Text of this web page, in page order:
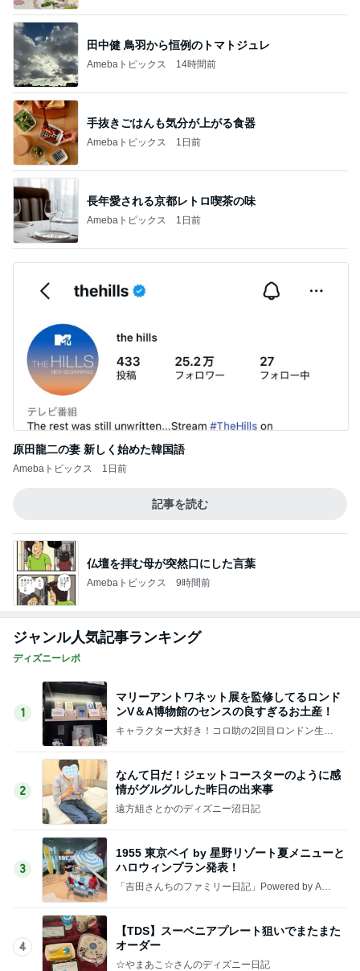
田中健 鳥羽から恒例のトマトジュレ
Amebaトピックス 14時間前
手抜きごはんも気分が上がる食器
Amebaトピックス 1日前
長年愛される京都レトロ喫茶の味
Amebaトピックス 1日前
原田龍二の妻 新しく始めた韓国語
Amebaトピックス 1日前
記事を読む
仏壇を拝む母が突然口にした言葉
Amebaトピックス 9時間前
ジャンル人気記事ランキング
ディズニーレポ
1
マリーアントワネット展を監修してるロンド
ンV＆A博物館のセンスの良すぎるお土産！
キャラクター大好き！コロ助の2回目ロンドン生活
2
なんて日だ！ジェットコースターのように感
情がグルグルした昨日の出来事
遠方組さとかのディズニー沼日記
3
1955 東京ベイ by 星野リゾート夏メニューと
ハロウィンプラン発表！
「吉田さんちのファミリー日記」Powered by Ame
4
【TDS】スーベニアプレート狙いでまたまた
オーダー
☆やまあこ☆さんのディズニー日記